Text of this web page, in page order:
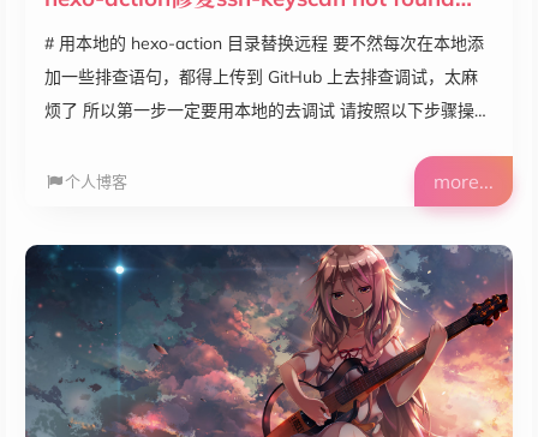
# 用本地的 hexo-action 目录替换远程 要不然每次在本地添
加一些排查语句，都得上传到 GitHub 上去排查调试，太麻
烦了 所以第一步一定要用本地的去调试 请按照以下步骤操
的博客项目内创建一个 .github/actions 目录，用于存放本地
/Users/yuwang/Code/blog/.github/actions将你的 hexo-
action 复制或 clone 到该目录 cp -r
/Users/yuwang/Code/hexo-action...
个人博客 more...